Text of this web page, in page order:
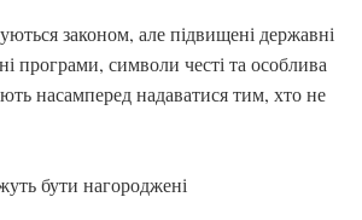
законом, але підвищені державні
програми, символи честі та особлива
насамперед надаватися тим, хто не
бути нагороджені